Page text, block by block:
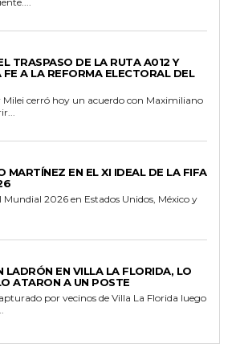
TRASPASO DE LA RUTA A012 Y
A LA REFORMA ELECTORAL DEL
Milei cerró hoy un acuerdo con Maximiliano
MARTÍNEZ EN EL XI IDEAL DE LA FIFA
Mundial 2026 en Estados Unidos, México y
LADRÓN EN VILLA LA FLORIDA, LO
ATARON A UN POSTE
por vecinos de Villa La Florida luego